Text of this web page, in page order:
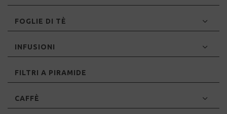
FOGLIE DI TÈ
INFUSIONI
FILTRI A PIRAMIDE
CAFFÈ